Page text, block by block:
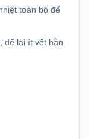
toàn bộ để
để lại ít vết hằn